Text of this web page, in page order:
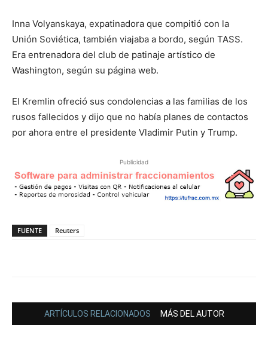
Inna Volyanskaya, expatinadora que compitió con la
Unión Soviética, también viajaba a bordo, según TASS.
Era entrenadora del club de patinaje artístico de
Washington, según su página web.
El Kremlin ofreció sus condolencias a las familias de los
rusos fallecidos y dijo que no había planes de contactos
por ahora entre el presidente Vladimir Putin y Trump.
Publicidad
FUENTE Reuters
ARTÍCULOS RELACIONADOS MÁS DEL AUTOR